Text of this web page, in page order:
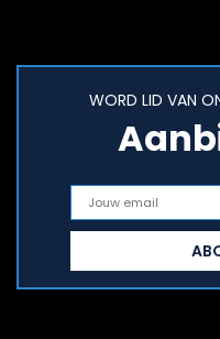
WORD LID VAN